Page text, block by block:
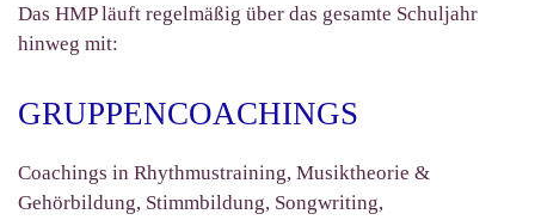
Das HMP läuft regelmäßig über das gesamte Schuljahr
hinweg mit:
GRUPPENCOACHINGS
Coachings in Rhythmustraining, Musiktheorie &
Gehörbildung, Stimmbildung, Songwriting,